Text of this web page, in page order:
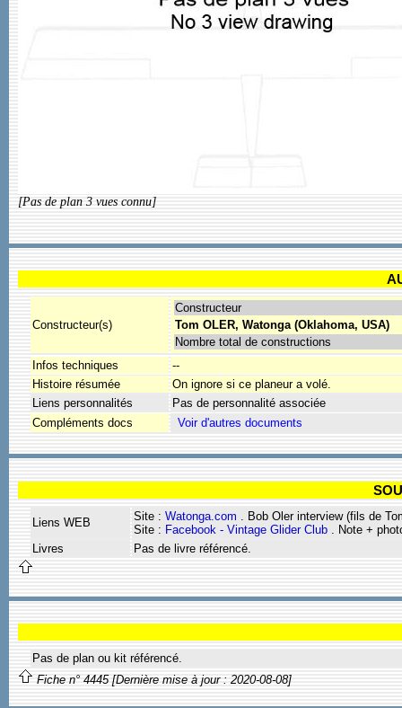
[Pas de plan 3 vues connu]
Constructeur(s)
Constructeur
Tom OLER, Watonga (Oklahoma, USA)
Nombre total de constructions
Infos techniques
--
Histoire résumée
On ignore si ce planeur a volé.
Liens personnalités
Pas de personnalité associée
Compléments docs
Liens WEB Site : Watonga.com . Bob Oler interview (fils de
Site : Facebook - Vintage Glider Club . Note +
Livres
Pas de livre référencé.
Pas de plan ou kit référencé.
Fiche n° 4445 [Dernière mise à jour : 2020-08-08]